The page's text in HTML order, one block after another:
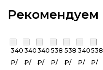
Рекомендуем
340
₽/
340
₽/
340
₽/
538
₽/
538
₽/
340
₽/
538
₽/